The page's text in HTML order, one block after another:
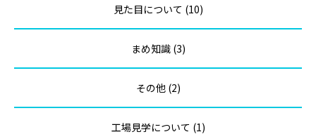
見た目について (10)
まめ知識 (3)
その他 (2)
工場見学について (1)